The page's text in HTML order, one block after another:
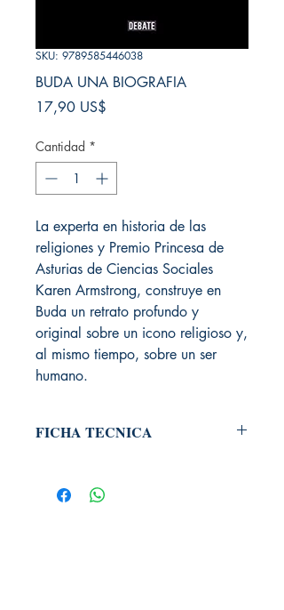
SKU: 9789585446038
BUDA UNA BIOGRAFIA
17,90 US$
Cantidad *
La experta en historia de las
religiones y Premio Princesa de
Asturias de Ciencias Sociales
Karen Armstrong, construye en
Buda un retrato profundo y
original sobre un icono religioso y,
al mismo tiempo, sobre un ser
humano.
FICHA TECNICA
Editorial: ⁣DEBATE
Idioma: Castellano⁣